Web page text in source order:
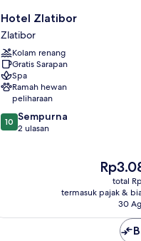
Hotel
Zlatibor
Zlatibor
Hotel Zlatibor
Zlatibor
Kolam renang
Gratis Sarapan
Spa
Ramah hewan
peliharaan
10.0
dari
10 Sempurna
2 ulasan
Harga
sekarang
total
termasuk pajak &
30